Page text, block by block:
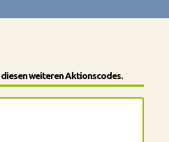
weiteren Aktionscodes.